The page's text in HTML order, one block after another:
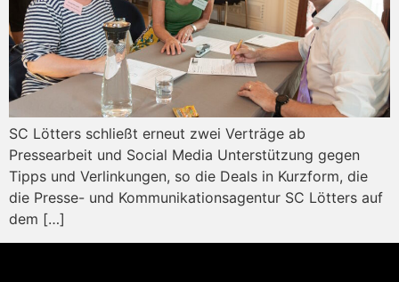
SC Lötters schließt erneut zwei Verträge ab
Pressearbeit und Social Media Unterstützung gegen
Tipps und Verlinkungen, so die Deals in Kurzform, die
die Presse- und Kommunikationsagentur SC Lötters auf
dem […]